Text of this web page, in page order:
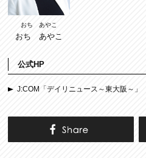
おち あやこ
おち あやこ
公式HP
J:COM「デイリニュース～東大阪～」